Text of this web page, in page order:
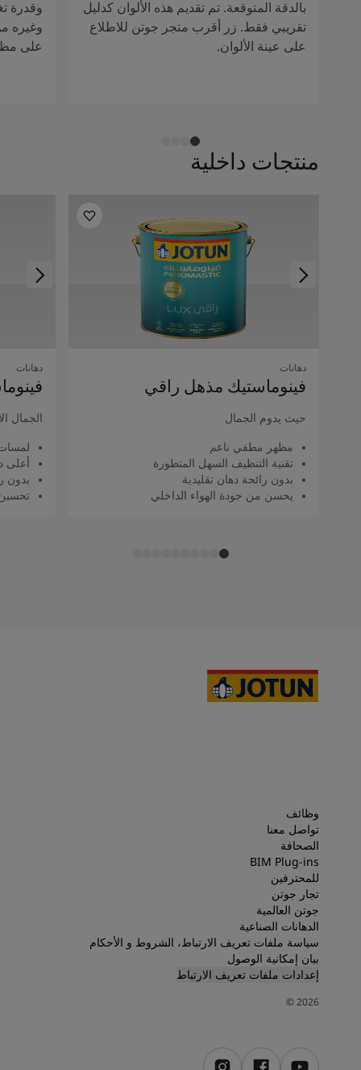
بالدقة المتوقعة. تم تقديم هذه الألوان كدليل
تقريبي فقط. زر أقرب متجر جوتن للاطلاع
على عينة الألوان.
وقدرة
وغيره
على
منتجات داخلية
دهانات
فينوماستيك مذهل راقي
حيث يدوم الجمال
مظهر مطفي ناعم
تقنية التنظيف السهل المتطورة
بدون رائحة دهان تقليدية
يحسن من جودة الهواء الداخلي
دهانات
الجمال
أعلى
بدون
وظائف
تواصل معنا
الصحافة
BIM Plug-ins
للمحترفين
تجار جوتن
جوتن العالمية
الدهانات الصناعية
سياسة ملفات تعريف الارتباط، الشروط و الأحكام
بيان إمكانية الوصول
إعدادات ملفات تعريف الارتباط
2026
©